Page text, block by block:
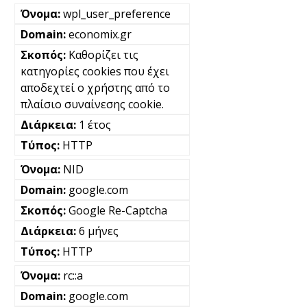
wpl_user_preference
economix.gr
Καθορίζει τις
κατηγορίες cookies που έχει
αποδεχτεί ο χρήστης από το
πλαίσιο συναίνεσης cookie.
1 έτος
HTTP
NID
google.com
Google Re-Captcha
6 μήνες
HTTP
rc::a
google.com